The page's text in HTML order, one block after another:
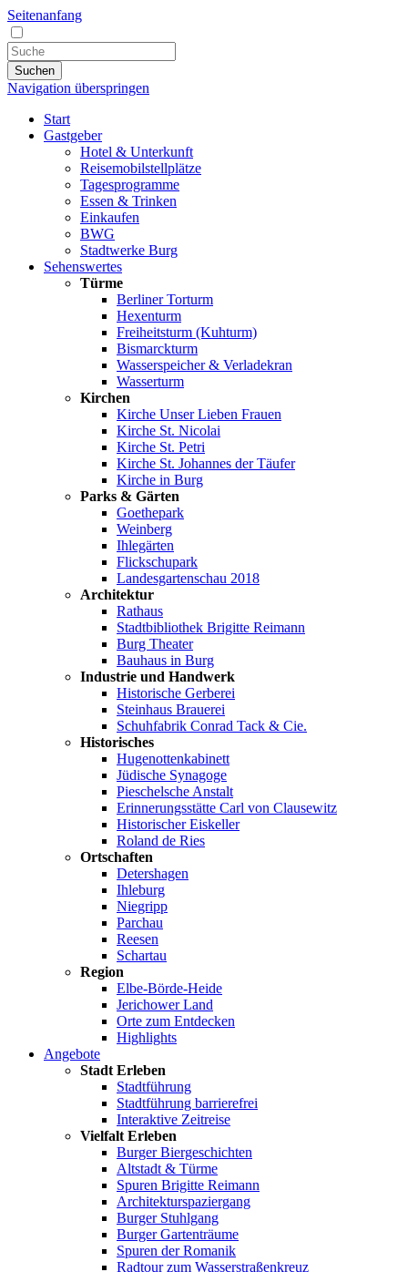
Seitenanfang
Suchen
Navigation überspringen
Start
Gastgeber
Hotel & Unterkunft
Reisemobilstellplätze
Tagesprogramme
Essen & Trinken
Einkaufen
BWG
Stadtwerke Burg
Sehenswertes
Türme
Berliner Torturm
Hexenturm
Freiheitsturm (Kuhturm)
Bismarckturm
Wasserspeicher & Verladekran
Wasserturm
Kirchen
Kirche Unser Lieben Frauen
Kirche St. Nicolai
Kirche St. Petri
Kirche St. Johannes der Täufer
Kirche in Burg
Parks & Gärten
Goethepark
Weinberg
Ihlegärten
Flickschupark
Landesgartenschau 2018
Architektur
Rathaus
Stadtbibliothek Brigitte Reimann
Burg Theater
Bauhaus in Burg
Industrie und Handwerk
Historische Gerberei
Steinhaus Brauerei
Schuhfabrik Conrad Tack & Cie.
Historisches
Hugenottenkabinett
Jüdische Synagoge
Pieschelsche Anstalt
Erinnerungsstätte Carl von Clausewitz
Historischer Eiskeller
Roland de Ries
Ortschaften
Detershagen
Ihleburg
Niegripp
Parchau
Reesen
Schartau
Region
Elbe-Börde-Heide
Jerichower Land
Orte zum Entdecken
Highlights
Angebote
Stadt Erleben
Stadtführung
Stadtführung barrierefrei
Interaktive Zeitreise
Vielfalt Erleben
Burger Biergeschichten
Altstadt & Türme
Spuren Brigitte Reimann
Architekturspaziergang
Burger Stuhlgang
Burger Gartenträume
Spuren der Romanik
Radtour zum Wasserstraßenkreuz